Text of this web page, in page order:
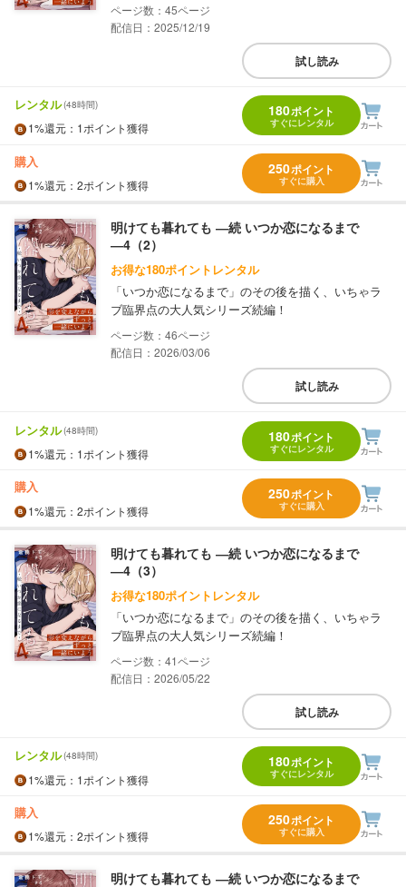
45
配信日：2025/12/19
試し読み
レンタル(48時間)
1%還元 ：1ポイント獲得
180ポイント
すぐにレンタル
購入
1%還元 ：2ポイント獲得
250ポイント
すぐに購入
明けても暮れても ―続 いつか恋になるまで
―4（2）
お得な180ポイントレンタル
「いつか恋になるまで」のその後を描く、いちゃラ
ブ臨界点の大人気シリーズ続編！
46
配信日：2026/03/06
試し読み
レンタル(48時間)
1%還元 ：1ポイント獲得
180ポイント
すぐにレンタル
購入
1%還元 ：2ポイント獲得
250ポイント
すぐに購入
明けても暮れても ―続 いつか恋になるまで
―4（3）
お得な180ポイントレンタル
「いつか恋になるまで」のその後を描く、いちゃラ
ブ臨界点の大人気シリーズ続編！
41
配信日：2026/05/22
試し読み
レンタル(48時間)
1%還元 ：1ポイント獲得
180ポイント
すぐにレンタル
購入
1%還元 ：2ポイント獲得
250ポイント
すぐに購入
明けても暮れても ―続 いつか恋になるまで